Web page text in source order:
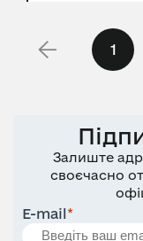
1
Залиште
своєчасно
E-mail*